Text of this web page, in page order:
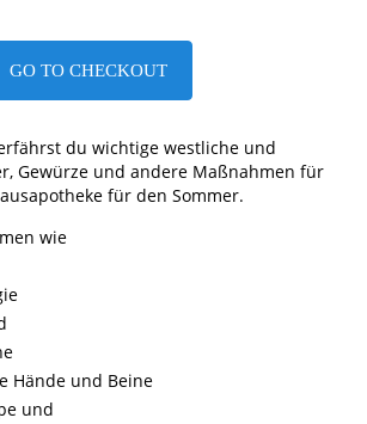
GO TO CHECKOUT
du wichtige westliche und
Gewürze und andere Maßnahmen für
für den Sommer.
wie
Hände und Beine
und